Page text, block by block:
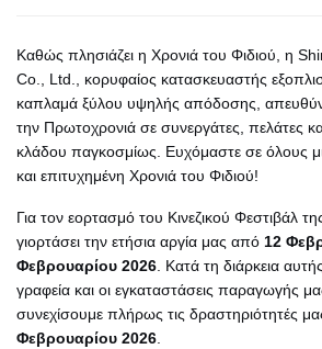
Καθώς πλησιάζει η Χρονιά του Φιδιού, η
Co., Ltd., κορυφαίος κατασκευαστής
καπλαμά ξύλου υψηλής απόδοσης,
την Πρωτοχρονιά σε συνεργάτες, πελάτες
κλάδου παγκοσμίως. Ευχόμαστε σε όλους
και επιτυχημένη Χρονιά του Φιδιού!
Για τον εορτασμό του Κινεζικού Φεστιβάλ
γιορτάσει την ετήσια αργία μας από 12
Φεβρουαρίου 2026. Κατά τη διάρκεια
γραφεία και οι εγκαταστάσεις παραγωγής
συνεχίσουμε πλήρως τις δραστηριότητές
Φεβρουαρίου 2026.